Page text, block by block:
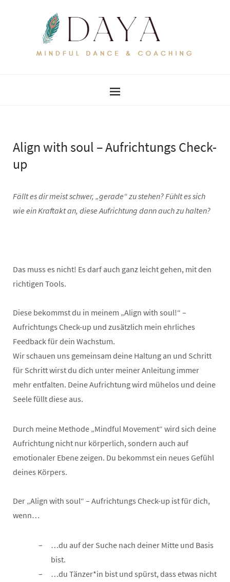
Align with soul – Aufrichtungs Check-
up
Fällt es dir meist schwer, „gerade“ zu stehen? Fühlt es sich
wie ein Kraftakt an, diese Aufrichtung dann auch zu halten?
Das muss es nicht! Es darf auch ganz leicht gehen, mit den
richtigen Tools.
Diese bekommst du in meinem „Align with soul!“ –
Aufrichtungs Check-up und zusätzlich mein ehrliches
Feedback für dein Wachstum.
Wir schauen uns gemeinsam deine Haltung an und Schritt
für Schritt wirst du dich unter meiner Anleitung immer
mehr entfalten. Deine Aufrichtung wird mühelos und deine
Seele füllt diese aus.
Durch meine Methode „Mindful Movement“ wird sich deine
Aufrichtung nicht nur körperlich, sondern auch auf
emotionaler Ebene zeigen. Du bekommst ein neues Gefühl
deines Körpers.
Der „Align with soul“ – Aufrichtungs Check-up ist für dich,
wenn…
…du auf der Suche nach deiner Mitte und Basis
bist.
…du Tänzer*in bist und spürst, dass etwas nicht